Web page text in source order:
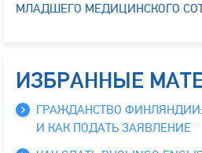
МЛАДШЕГО МЕДИЦИНСКОГО
ИЗБРАННЫЕ
ГРАЖДАНСТВО
И КАК ПОДАТЬ ЗАЯВЛЕНИЕ